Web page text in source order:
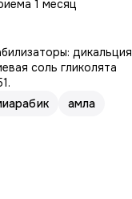
1 месяц
дикальция
соль гликолята
амла